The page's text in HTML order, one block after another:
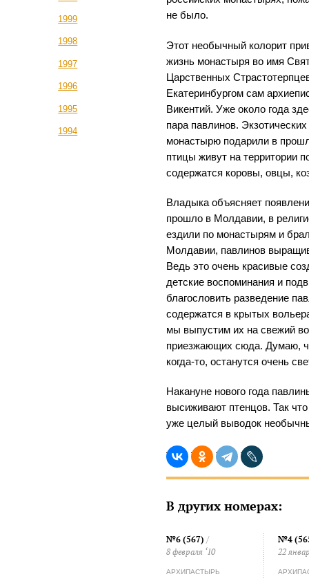
1999
1998
1997
1996
1995
1994
не было.
Этот необычный колорит
жизнь монастыря во имя
Царственных
Екатеринбургом сам
Викентий. Уже около года
пара павлинов.
монастырю подарили в
птицы живут на территории
содержатся коровы, овцы,
Владыка объясняет
прошло в Молдавии, в
ездили по монастырям и
Молдавии, павлинов
Ведь это очень красивые
детские воспоминания и
благословить разведение
содержатся в крытых
мы выпустим их на свежий
приезжающих сюда. Думаю,
когда-то, останутся очень
Накануне нового года
высиживают птенцов. Так
уже целый выводок
В других номерах:
№6 (567) /
8 февраля ‘10
АРХИПАСТЫРЬ
№4
22